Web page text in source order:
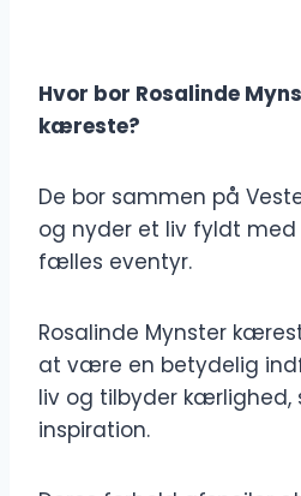
Hvor bor Rosalinde
kæreste?
De bor sammen på
og nyder et liv fyldt med
fælles eventyr.
Rosalinde Mynster
at være en betydelig
liv og tilbyder kærlighed,
inspiration.